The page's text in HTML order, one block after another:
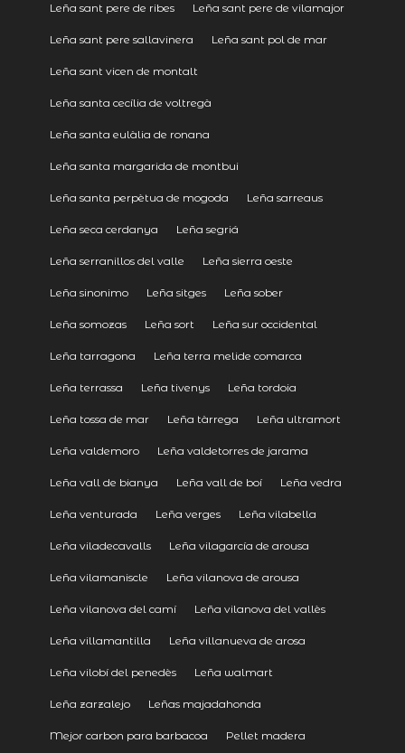
Leña sant pere de ribes Leña sant pere de vilamajor
Leña sant pere sallavinera Leña sant pol de mar
Leña sant vicen de montalt
Leña santa cecília de voltregà
Leña santa eulàlia de ronana
Leña santa margarida de montbui
Leña santa perpètua de mogoda Leña sarreaus
Leña seca cerdanya Leña segriá
Leña serranillos del valle Leña sierra oeste
Leña sinonimo Leña sitges Leña sober
Leña somozas Leña sort Leña sur occidental
Leña tarragona Leña terra melide comarca
Leña terrassa Leña tivenys Leña tordoia
Leña tossa de mar Leña tàrrega Leña ultramort
Leña valdemoro Leña valdetorres de jarama
Leña vall de bianya Leña vall de boí Leña vedra
Leña venturada Leña verges Leña vilabella
Leña viladecavalls Leña vilagarcía de arousa
Leña vilamaniscle Leña vilanova de arousa
Leña vilanova del camí Leña vilanova del vallès
Leña villamantilla Leña villanueva de arosa
Leña vilobí del penedès Leña walmart
Leña zarzalejo Leñas majadahonda
Mejor carbon para barbacoa Pellet madera